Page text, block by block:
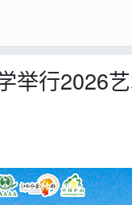
举行2026